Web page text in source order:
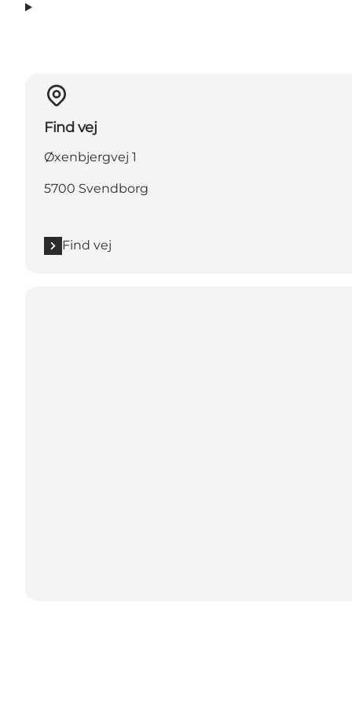
Find vej
Øxenbjergvej 1
5700 Svendborg
Find vej